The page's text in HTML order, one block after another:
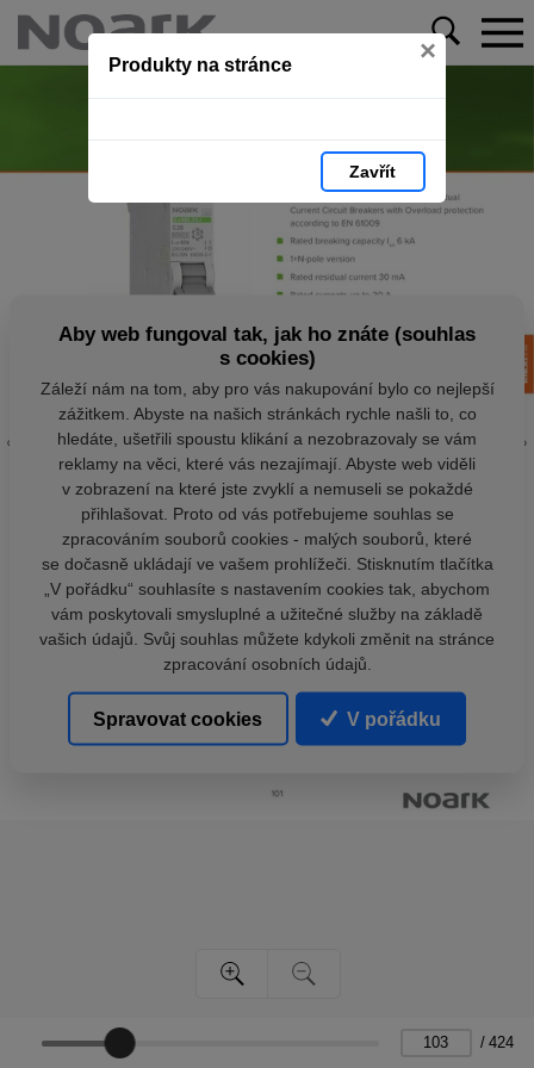
Produkty na stránce ×
Zavřít
/ 424
Aby web fungoval tak, jak ho znáte (souhlas
s cookies)
Záleží nám na tom, aby pro vás nakupování bylo co nejlepší
zážitkem. Abyste na našich stránkách rychle našli to, co
hledáte, ušetřili spoustu klikání a nezobrazovaly se vám
reklamy na věci, které vás nezajímají. Abyste web viděli
v zobrazení na které jste zvyklí a nemuseli se pokaždé
přihlašovat. Proto od vás potřebujeme souhlas se
zpracováním souborů cookies - malých souborů, které
se dočasně ukládají ve vašem prohlížeči. Stisknutím tlačítka
„V pořádku“ souhlasíte s nastavením cookies tak, abychom
vám poskytovali smysluplné a užitečné služby na základě
vašich údajů. Svůj souhlas můžete kdykoli změnit na stránce
zpracování osobních údajů.
Spravovat cookies V pořádku